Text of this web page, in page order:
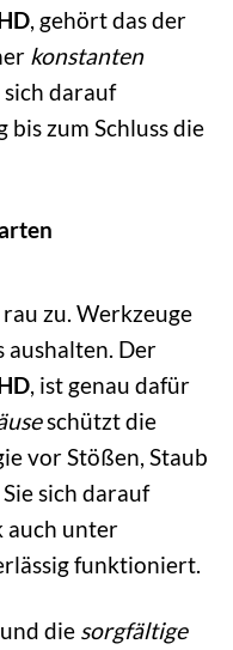
, gehört das der
konstanten
darauf
bis zum Schluss die
zu. Werkzeuge
aushalten. Der
, ist genau dafür
schützt die
vor Stößen, Staub
sich darauf
auch unter
funktioniert.
und die sorgfältige